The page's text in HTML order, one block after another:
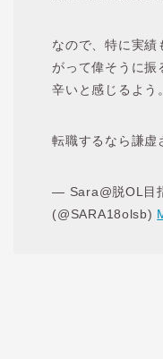
なので、特に実績
がって偉そうに振
辛いと感じるよう。
転職するなら謙虚
— Sara@脱OL目
(@SARA18olsb)